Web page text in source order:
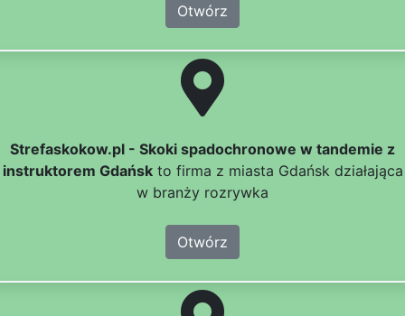
Otwórz
Strefaskokow.pl - Skoki spadochronowe w tandemie z
instruktorem Gdańskto firma z miasta Gdańsk działająca
w branży rozrywka
Otwórz